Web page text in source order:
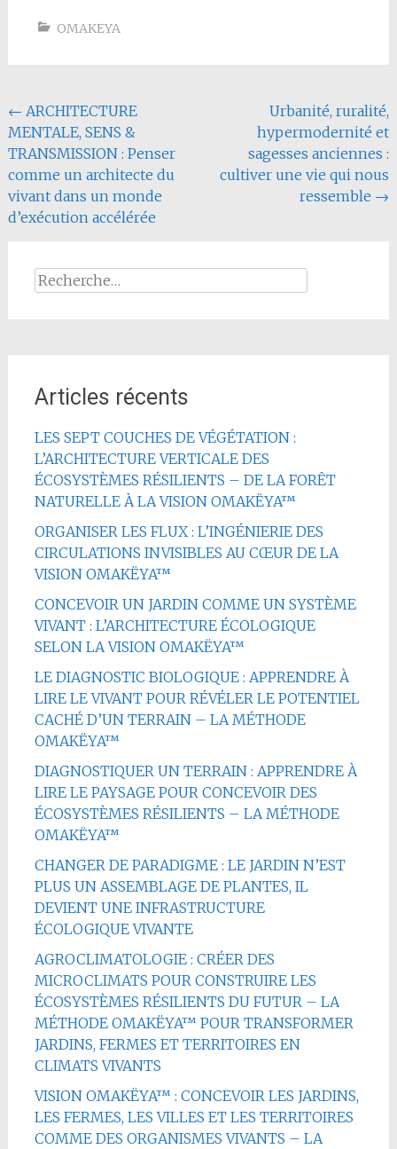
OMAKEYA
Navigation
de
l'article
← ARCHITECTURE
MENTALE, SENS &
TRANSMISSION : Penser
comme un architecte du
vivant dans un monde
d’exécution accélérée
Urbanité, ruralité,
hypermodernité et
sagesses anciennes :
cultiver une vie qui nous
ressemble →
Rechercher :
Articles récents
LES SEPT COUCHES DE VÉGÉTATION :
L’ARCHITECTURE VERTICALE DES
ÉCOSYSTÈMES RÉSILIENTS – DE LA FORÊT
NATURELLE À LA VISION OMAKËYA™
ORGANISER LES FLUX : L’INGÉNIERIE DES
CIRCULATIONS INVISIBLES AU CŒUR DE LA
VISION OMAKËYA™
CONCEVOIR UN JARDIN COMME UN SYSTÈME
VIVANT : L’ARCHITECTURE ÉCOLOGIQUE
SELON LA VISION OMAKËYA™
LE DIAGNOSTIC BIOLOGIQUE : APPRENDRE À
LIRE LE VIVANT POUR RÉVÉLER LE POTENTIEL
CACHÉ D’UN TERRAIN – LA MÉTHODE
OMAKËYA™
DIAGNOSTIQUER UN TERRAIN : APPRENDRE À
LIRE LE PAYSAGE POUR CONCEVOIR DES
ÉCOSYSTÈMES RÉSILIENTS – LA MÉTHODE
OMAKËYA™
CHANGER DE PARADIGME : LE JARDIN N’EST
PLUS UN ASSEMBLAGE DE PLANTES, IL
DEVIENT UNE INFRASTRUCTURE
ÉCOLOGIQUE VIVANTE
AGROCLIMATOLOGIE : CRÉER DES
MICROCLIMATS POUR CONSTRUIRE LES
ÉCOSYSTÈMES RÉSILIENTS DU FUTUR – LA
MÉTHODE OMAKËYA™ POUR TRANSFORMER
JARDINS, FERMES ET TERRITOIRES EN
CLIMATS VIVANTS
VISION OMAKËYA™ : CONCEVOIR LES JARDINS,
LES FERMES, LES VILLES ET LES TERRITOIRES
COMME DES ORGANISMES VIVANTS – LA